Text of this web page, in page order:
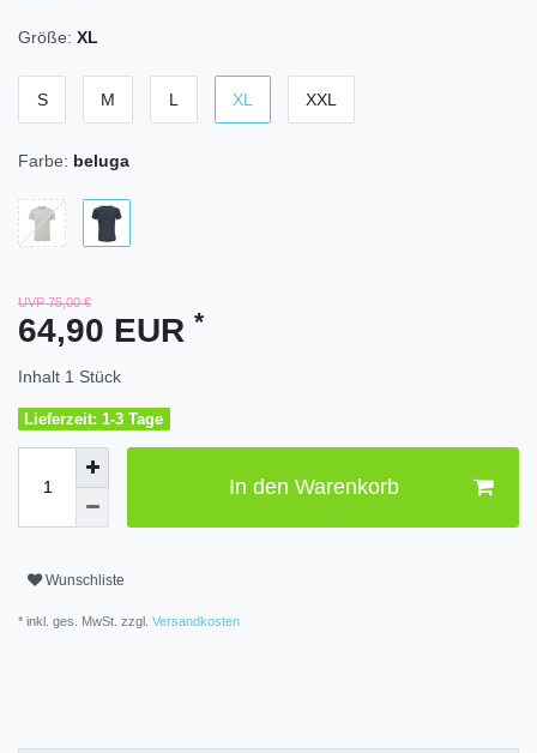
Größe: XL
S M L XL XXL
Farbe: beluga
UVP 75,00 €
64,90 EUR *
Inhalt 1 Stück
Lieferzeit: 1-3 Tage
In den Warenkorb
Wunschliste
* inkl. ges. MwSt. zzgl. Versandkosten